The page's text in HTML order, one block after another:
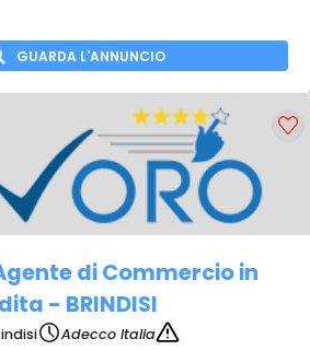
GUARDA L'ANNUNCIO
di Commercio in
- BRINDISI
Adecco Italia